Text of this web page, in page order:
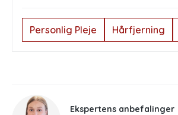
Personlig Pleje Hårfjerning
Ekspertens anbefalinger